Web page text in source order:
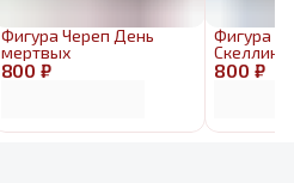
800 ₽
Фигура Череп День
мертвых
800 ₽
Фигура